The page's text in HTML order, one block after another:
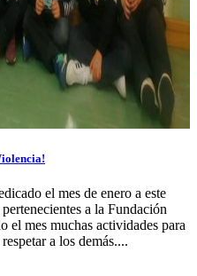
el mes de enero a este
a la Fundación
el mes muchas actividades para
a los demás....